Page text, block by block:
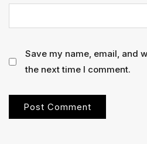
Save my name, email, and
the next time I comment.